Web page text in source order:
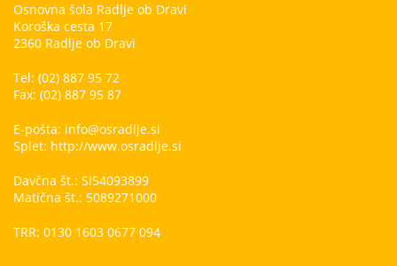
Osnovna šola Radlje ob Dravi
Koroška cesta 17
2360 Radlje ob Dravi
Tel: (02) 887 95 72
Fax: (02) 887 95 87
E-pošta: info@osradlje.si
Splet: http://www.osradlje.si
Davčna št.: SI54093899
Matična št.: 5089271000
TRR: 0130 1603 0677 094